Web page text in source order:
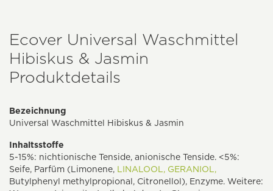
Ecover Universal Waschmittel
Hibiskus & Jasmin
Produktdetails
Bezeichnung
Universal Waschmittel Hibiskus & Jasmin
Inhaltsstoffe
5-15%: nichtionische Tenside, anionische Tenside. <5%:
Seife, Parfüm (Limonene, LINALOOL, GERANIOL,
Butylphenyl methylpropional, Citronellol), Enzyme. Weitere: